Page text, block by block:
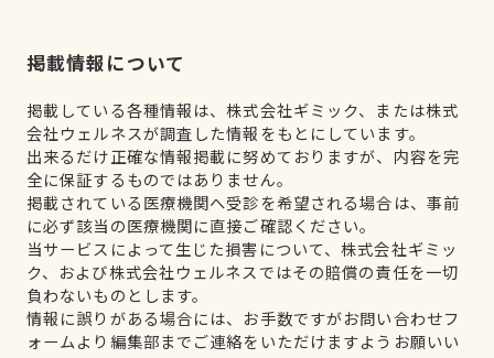
掲載情報について
掲載している各種情報は、株式会社ギミック、または株式
会社ウェルネスが調査した情報をもとにしています。
出来るだけ正確な情報掲載に努めておりますが、内容を完
全に保証するものではありません。
掲載されている医療機関へ受診を希望される場合は、事前
に必ず該当の医療機関に直接ご確認ください。
当サービスによって生じた損害について、株式会社ギミッ
ク、および株式会社ウェルネスではその賠償の責任を一切
負わないものとします。
情報に誤りがある場合には、お手数ですがお問い合わせフ
ォームより編集部までご連絡をいただけますようお願いい